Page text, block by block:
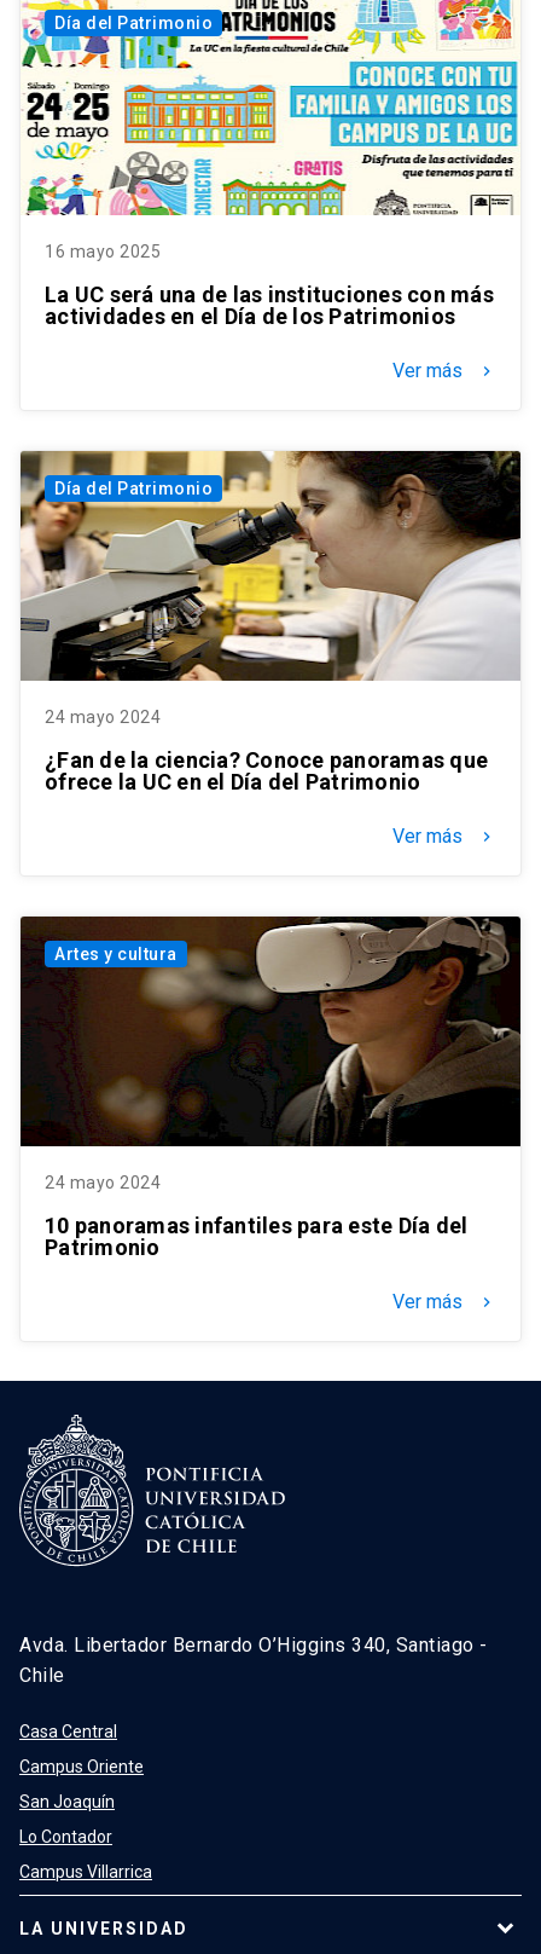
Día del Patrimonio
16 mayo 2025
La UC será una de las instituciones con más
actividades en el Día de los Patrimonios
Ver más keyboard_arrow_right
Día del Patrimonio
24 mayo 2024
¿Fan de la ciencia? Conoce panoramas que
ofrece la UC en el Día del Patrimonio
Ver más keyboard_arrow_right
Artes y cultura
24 mayo 2024
10 panoramas infantiles para este Día del
Patrimonio
Ver más keyboard_arrow_right
Avda. Libertador Bernardo O’Higgins 340, Santiago -
Chile
Casa Central
Campus Oriente
San Joaquín
Lo Contador
Campus Villarrica
LA UNIVERSIDAD